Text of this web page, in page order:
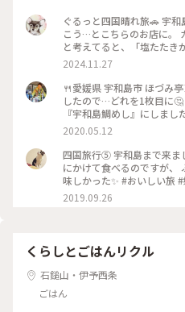
ぐるっと四国晴れ旅🚗 宇和島での夜ごはん 鯛めしを食べに行
こう…とこちらのお店に。 カウンター席に座って何にしようか
と考えてると、「塩たたき
るずし、じゃこ天、宇和島
喋りと美味しいお料理を食べて満
媛 #クラシカルな街
2024.11.27
🍴愛媛県 宇和島市 ほづみ亭🌛🌞 何枚か投稿しよう
したので…どれを1枚目に🤔 外観？料理
『宇和島鯛めし』にしま
締まった鯛の切り身にだし
めつけは玉子〜🐣 一般的な鯛めしとは異なる、この超豪華卵
かけご飯のような郷土料理
幸せが広がります💕 他は、宇和島名物『じゃこ天』 練り物で
しょ？と食べてみましたが
揚がった表面の皮というか
は『伊予豆腐』と書いてあ
な太刀魚を竹に巻き付けて
カの湯ざらし」などなど、
出来るお店です(ㅅ´∀`*) 🔹🔸🔹🐤🔸🔹🔸🐦🔹🔸🔹🐤🔸🔹🔸 2
年前の四国トリップで訪れ
この老舗『ほづみ亭』さん
2020.05.12
四国旅行⑤ 宇和島まで来ま
にかけて食べるのですが、
味しかった✨ #おいしい旅
2019.09.26
くらしとごはんリクル
石鎚山・伊予西条
ごはん